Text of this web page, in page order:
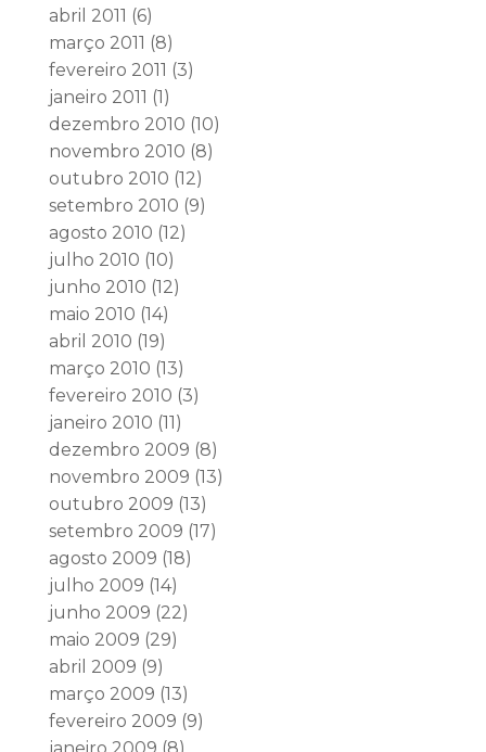
abril 2011 (6)
março 2011 (8)
fevereiro 2011 (3)
janeiro 2011 (1)
dezembro 2010 (10)
novembro 2010 (8)
outubro 2010 (12)
setembro 2010 (9)
agosto 2010 (12)
julho 2010 (10)
junho 2010 (12)
maio 2010 (14)
abril 2010 (19)
março 2010 (13)
fevereiro 2010 (3)
janeiro 2010 (11)
dezembro 2009 (8)
novembro 2009 (13)
outubro 2009 (13)
setembro 2009 (17)
agosto 2009 (18)
julho 2009 (14)
junho 2009 (22)
maio 2009 (29)
abril 2009 (9)
março 2009 (13)
fevereiro 2009 (9)